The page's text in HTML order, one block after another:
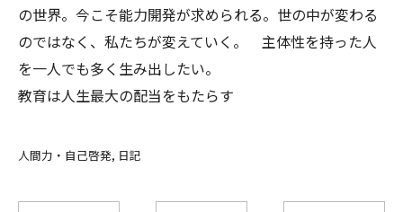
の世界。今こそ能力開発が求められる。世の中が変わる
のではなく、私たちが変えていく。 主体性を持った人
を一人でも多く生み出したい。
教育は人生最大の配当をもたらす
人間力・自己啓発 日記